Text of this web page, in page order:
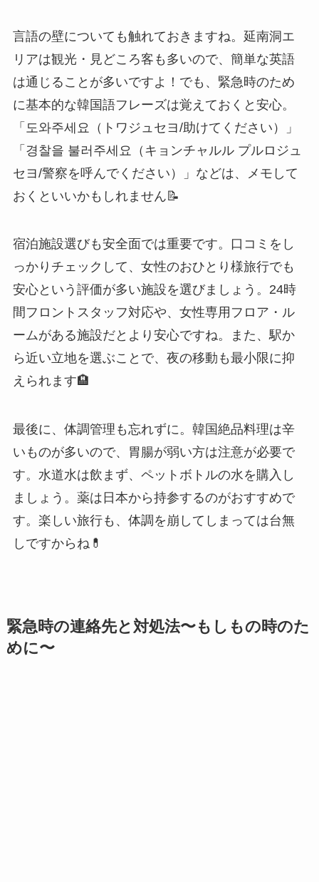
言語の壁についても触れておきますね。延南洞エ
リアは観光・見どころ客も多いので、簡単な英語
は通じることが多いですよ！でも、緊急時のため
に基本的な韓国語フレーズは覚えておくと安心。
「도와주세요（トワジュセヨ/助けてください）」
「경찰을 불러주세요（キョンチャルル プルロジュ
セヨ/警察を呼んでください）」などは、メモして
おくといいかもしれません📝
宿泊施設選びも安全面では重要です。口コミをし
っかりチェックして、女性のおひとり様旅行でも
安心という評価が多い施設を選びましょう。24時
間フロントスタッフ対応や、女性専用フロア・ル
ームがある施設だとより安心ですね。また、駅か
ら近い立地を選ぶことで、夜の移動も最小限に抑
えられます🏨
最後に、体調管理も忘れずに。韓国絶品料理は辛
いものが多いので、胃腸が弱い方は注意が必要で
す。水道水は飲まず、ペットボトルの水を購入し
ましょう。薬は日本から持参するのがおすすめで
す。楽しい旅行も、体調を崩してしまっては台無
しですからね💊
緊急時の連絡先と対処法〜もしもの時のた
めに〜